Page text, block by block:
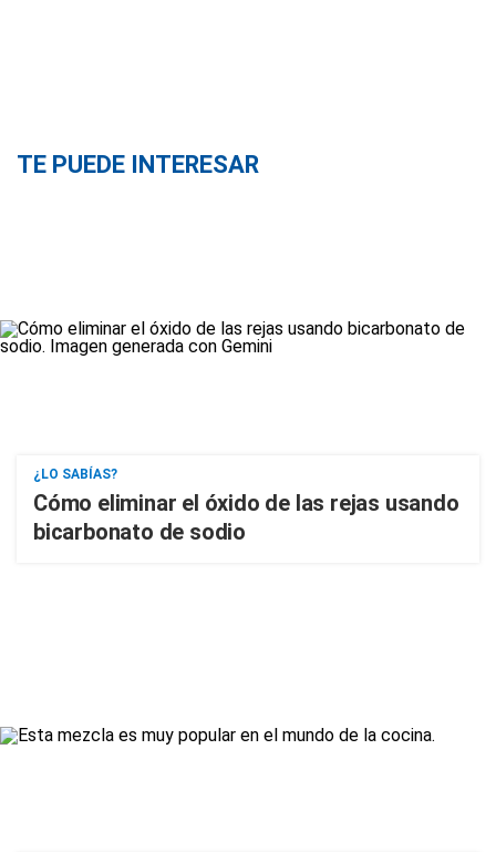
TE PUEDE INTERESAR
¿LO SABÍAS?
Cómo eliminar el óxido de las rejas usando
bicarbonato de sodio